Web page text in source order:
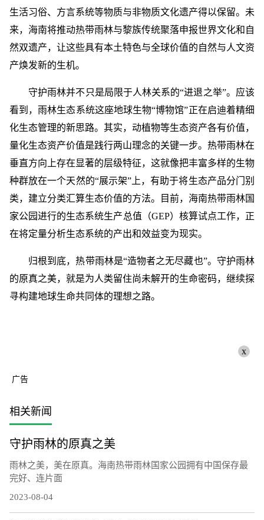
生活习俗、方言系统等物质与非物质文化遗产得以保留。未
来，海南将推动热带雨林与黎族传统聚落申报世界文化和自
然双遗产，让这些具有本土特色与全球价值的自然与人文资
产焕发新的生机。
守护雨林并不只是局限于人林关系的“进退之举”。应该
看到，雨林生态系统这座地球生物“博物馆”正在启迪着精细
化生态管理的新思路。其实，动植物等生态资产各有价值，
量化生态资产价值是践行两山理念的关键一步。热带雨林在
垂直方向上存在显著的层级特征，这就像把丰富多样的生物
种群放在一个天然的“展示架”上，有助于将生态产品分门别
类，建立分类汇算生态价值的方法。目前，海南热带雨林国
家公园进行的生态系统生产总值（GEP）核算试点工作，正
在将定量分析生态系统的产出和效益变为现实。
归根到底，热带雨林是“造物者之无尽藏也”。守护雨林
的原真之美，就是为人类留住尚未解开的生命密码，继续探
寻构建地球生命共同体的理想之路。
x
广告
相关新闻
守护雨林的原真之美
雨林之美，美在原真。海南热带雨林国家公园拥有中国保存最
完好、连片面
2023-08-04